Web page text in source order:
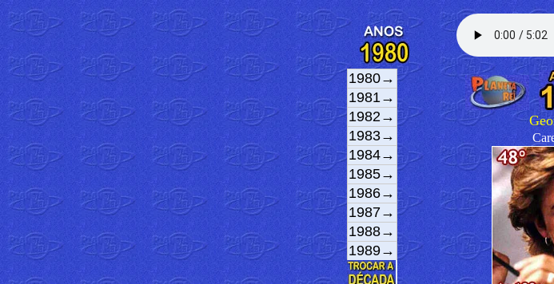
1980→
1981→
1982→
1983→
1984→
1985→
1986→
1987→
1988→
1989→